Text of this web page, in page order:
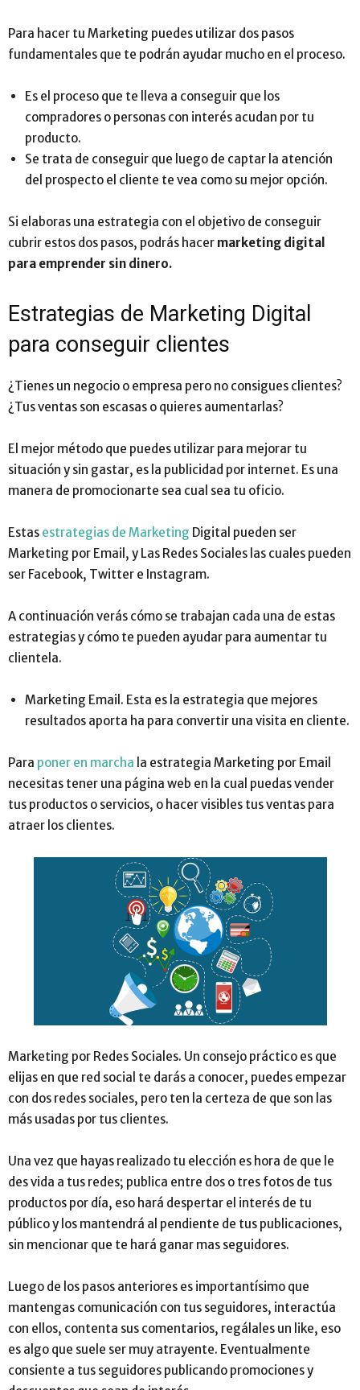
Para hacer tu Marketing puedes utilizar dos pasos
fundamentales que te podrán ayudar mucho en el proceso.
Es el proceso que te lleva a conseguir que los
compradores o personas con interés acudan por tu
producto.
Se trata de conseguir que luego de captar la atención
del prospecto el cliente te vea como su mejor opción.
Si elaboras una estrategia con el objetivo de conseguir
cubrir estos dos pasos, podrás hacer marketing digital
para emprender sin dinero.
Estrategias de Marketing Digital
para conseguir clientes
¿Tienes un negocio o empresa pero no consigues clientes?
¿Tus ventas son escasas o quieres aumentarlas?
El mejor método que puedes utilizar para mejorar tu
situación y sin gastar, es la publicidad por internet. Es una
manera de promocionarte sea cual sea tu oficio.
Estas estrategias de Marketing Digital pueden ser
Marketing por Email, y Las Redes Sociales las cuales pueden
ser Facebook, Twitter e Instagram.
A continuación verás cómo se trabajan cada una de estas
estrategias y cómo te pueden ayudar para aumentar tu
clientela.
Marketing Email. Esta es la estrategia que mejores
resultados aporta ha para convertir una visita en cliente.
Para poner en marcha la estrategia Marketing por Email
necesitas tener una página web en la cual puedas vender
tus productos o servicios, o hacer visibles tus ventas para
atraer los clientes.
Marketing por Redes Sociales. Un consejo práctico es que
elijas en que red social te darás a conocer, puedes empezar
con dos redes sociales, pero ten la certeza de que son las
más usadas por tus clientes.
Una vez que hayas realizado tu elección es hora de que le
des vida a tus redes; publica entre dos o tres fotos de tus
productos por día, eso hará despertar el interés de tu
público y los mantendrá al pendiente de tus publicaciones,
sin mencionar que te hará ganar mas seguidores.
Luego de los pasos anteriores es importantísimo que
mantengas comunicación con tus seguidores, interactúa
con ellos, contenta sus comentarios, regálales un like, eso
es algo que suele ser muy atrayente. Eventualmente
consiente a tus seguidores publicando promociones y